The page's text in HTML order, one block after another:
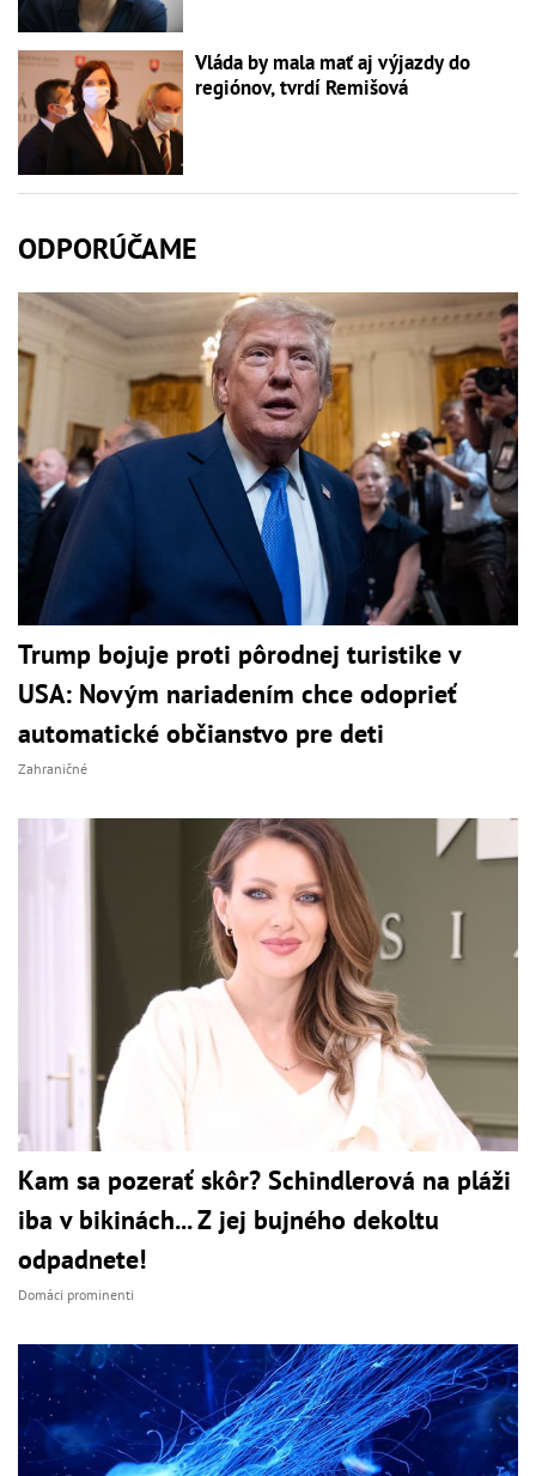
Vláda by mala mať aj výjazdy do
regiónov, tvrdí Remišová
ODPORÚČAME
Trump bojuje proti pôrodnej turistike v
USA: Novým nariadením chce odoprieť
automatické občianstvo pre deti
Zahraničné
Kam sa pozerať skôr? Schindlerová na pláži
iba v bikinách... Z jej bujného dekoltu
odpadnete!
Domáci prominenti